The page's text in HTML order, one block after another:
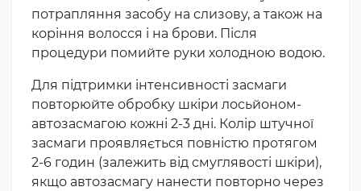
потрапляння засобу на слизову, а також на
коріння волосся і на брови. Після
процедури помийте руки холодною водою.
Для підтримки інтенсивності засмаги
повторюйте обробку шкіри лосьйоном-
автозасмагою кожні 2-3 дні. Колір штучної
засмаги проявляється повністю протягом
2-6 годин (залежить від смуглявості шкіри),
якщо автозасмагу нанести повторно через